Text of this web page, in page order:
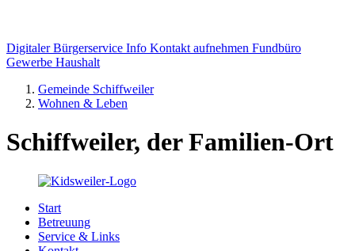
Digitaler Bürgerservice Info Kontakt aufnehmen Fundbüro
Gewerbe Haushalt
Gemeinde Schiffweiler
Wohnen & Leben
Schiffweiler, der Familien-Ort
Start
Betreuung
Service & Links